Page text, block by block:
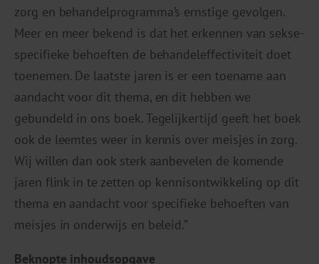
zorg en behandelprogramma’s ernstige gevolgen.
Meer en meer bekend is dat het erkennen van sekse-
specifieke behoeften de behandeleffectiviteit doet
toenemen. De laatste jaren is er een toename aan
aandacht voor dit thema, en dit hebben we
gebundeld in ons boek. Tegelijkertijd geeft het boek
ook de leemtes weer in kennis over meisjes in zorg.
Wij willen dan ook sterk aanbevelen de komende
jaren flink in te zetten op kennisontwikkeling op dit
thema en aandacht voor specifieke behoeften van
meisjes in onderwijs en beleid.”
Beknopte inhoudsopgave